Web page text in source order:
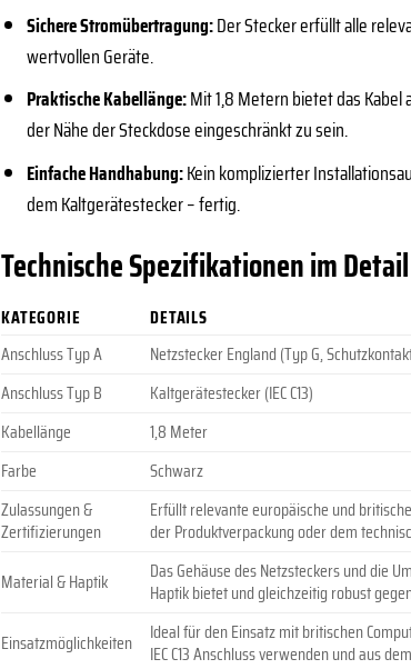
Sichere Stromübertragung:Der Stecker erfüllt alle
wertvollen Geräte.
Praktische Kabellänge:Mit 1,8 Metern bietet das
der Nähe der Steckdose eingeschränkt zu sein.
Einfache Handhabung:Kein komplizierter
dem Kaltgerätestecker – fertig.
Technische Spezifikationen im Detail
KATEGORIE
DETAILS
Anschluss Typ A
Netzstecker England (Typ G,
Anschluss Typ B
Kaltgerätestecker (IEC C13)
Kabellänge
1,8 Meter
Farbe
Schwarz
Zulassungen &
Zertifizierungen
Erfüllt relevante europäische und
der Produktverpackung oder dem
Material & Haptik
Das Gehäuse des Netzsteckers und die
Haptik bietet und gleichzeitig robust
Einsatzmöglichkeiten
Ideal für den Einsatz mit britischen
IEC C13 Anschluss verwenden und aus